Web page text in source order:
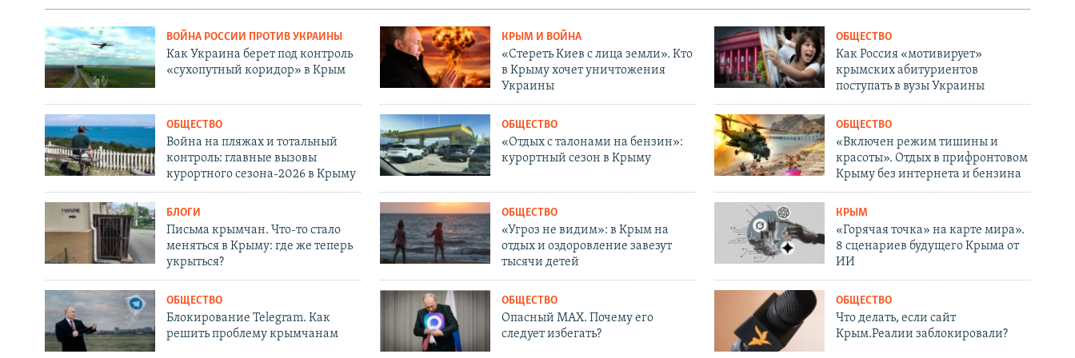
ВОЙНА РОССИИ ПРОТИВ УКРАИНЫ
Как Украина берет под контроль
«сухопутный коридор» в Крым
КРЫМ И ВОЙНА
«Стереть Киев с лица земли». Кто
в Крыму хочет уничтожения
Украины
ОБЩЕСТВО
Как Россия «мотивирует»
крымских абитуриентов
поступать в вузы Украины
ОБЩЕСТВО
Война на пляжах и тотальный
контроль: главные вызовы
курортного сезона-2026 в Крыму
ОБЩЕСТВО
«Отдых с талонами на бензин»:
курортный сезон в Крыму
ОБЩЕСТВО
«Включен режим тишины и
красоты». Отдых в прифронтовом
Крыму без интернета и бензина
БЛОГИ
Письма крымчан. Что-то стало
меняться в Крыму: где же теперь
укрыться?
ОБЩЕСТВО
«Угроз не видим»: в Крым на
отдых и оздоровление завезут
тысячи детей
КРЫМ
«Горячая точка» на карте мира».
8 сценариев будущего Крыма от
ИИ
ОБЩЕСТВО
Блокирование Telegram. Как
решить проблему крымчанам
ОБЩЕСТВО
Опасный MAX. Почему его
следует избегать?
ОБЩЕСТВО
Что делать, если сайт
Крым.Реалии заблокировали?